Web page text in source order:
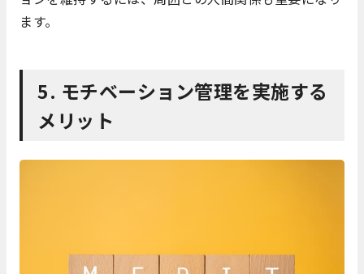
ます。
5. モチベーション管理を実施する
メリット